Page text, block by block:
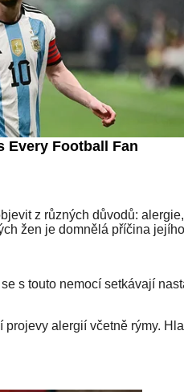
z různých důvodů:
žen je domnělá příčina
s touto nemocí setkávají
alergií včetně rýmy.